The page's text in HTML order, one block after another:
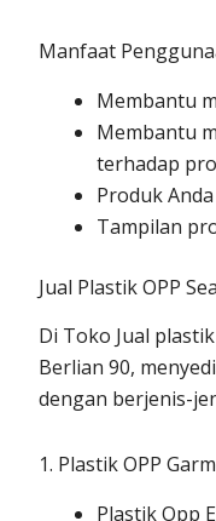
Manfaat
Membantu
Membantu
terhadap
Produk
Tampilan
Jual Plastik OPP
Di Toko Jual
Berlian 90,
dengan berjenis-
1. Plastik OPP
Plastik Opp